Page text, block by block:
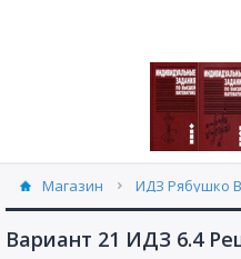
Магазин ИДЗ Рябушко
Вариант 21 ИДЗ 6.4